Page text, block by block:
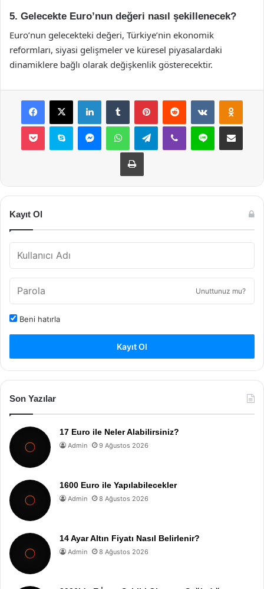
5. Gelecekte Euro’nun değeri nasıl şekillenecek?
Euro’nun gelecekteki değeri, Türkiye’nin ekonomik
reformları, siyasi gelişmeler ve küresel piyasalardaki
dinamiklere bağlı olarak değişkenlik gösterecektir.
Facebook
X LinkedInTumblr PinterestReddit VKontakte
Pocket Skype MessengerWhatsAppTelegramViber Line E-Posta ile
Yazdır
Kayıt Ol
Unuttunuz mu?
Beni hatırla
Kayıt Ol
Son Yazılar
17 Euro ile Neler Alabilirsiniz?
Admin 9 Ağustos 2026
1600 Euro ile Yapılabilecekler
Admin 8 Ağustos 2026
14 Ayar Altın Fiyatı Nasıl Belirlenir?
Admin 8 Ağustos 2026